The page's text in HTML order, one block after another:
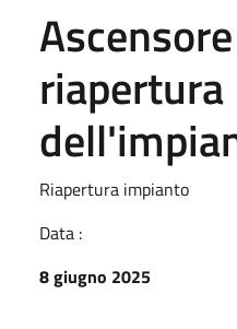
riapertura
Riapertura impianto
Data :
8 giugno 2025